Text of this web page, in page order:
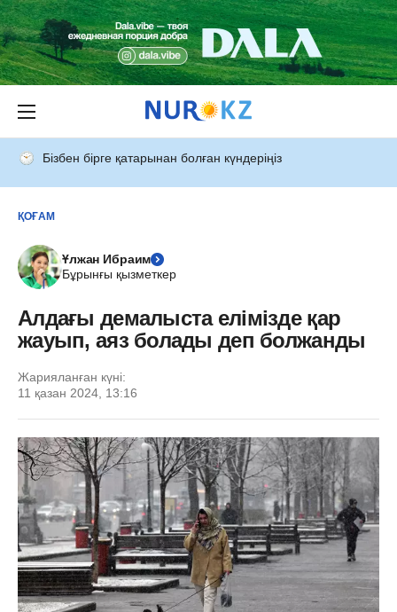
Бізбен бірге қатарынан болған күндеріңіз
ҚОҒАМ
Ұлжан Ибраим
Бұрынғы қызметкер
Алдағы демалыста елімізде қар
жауып, аяз болады деп болжанды
Жарияланған күні:
11 қазан 2024, 13:16